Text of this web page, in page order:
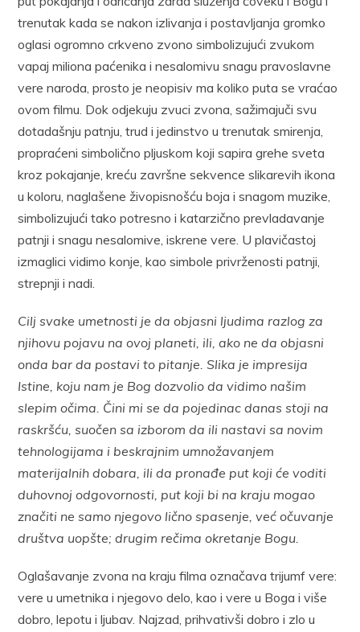
trenutak kada se nakon izlivanja i postavljanja gromko
oglasi ogromno crkveno zvono simbolizujući zvukom
vapaj miliona paćenika i nesalomivu snagu pravoslavne
vere naroda, prosto je neopisiv ma koliko puta se vraćao
ovom filmu. Dok odjekuju zvuci zvona, sažimajuči svu
dotadašnju patnju, trud i jedinstvo u trenutak smirenja,
propraćeni simbolično pljuskom koji sapira grehe sveta
kroz pokajanje, kreću završne sekvence slikarevih ikona
u koloru, naglašene živopisnošću boja i snagom muzike,
simbolizujući tako potresno i katarzično prevladavanje
patnji i snagu nesalomive, iskrene vere. U plavičastoj
izmaglici vidimo konje, kao simbole privrženosti patnji,
strepnji i nadi.
Cilj svake umetnosti je da objasni ljudima razlog za
njihovu pojavu na ovoj planeti, ili, ako ne da objasni
onda bar da postavi to pitanje. Slika je impresija
Istine, koju nam je Bog dozvolio da vidimo našim
slepim očima. Čini mi se da pojedinac danas stoji na
raskršću, suočen sa izborom da ili nastavi sa novim
tehnologijama i beskrajnim umnožavanjem
materijalnih dobara, ili da pronađe put koji će voditi
duhovnoj odgovornosti, put koji bi na kraju mogao
značiti ne samo njegovo lično spasenje, već očuvanje
društva uopšte; drugim rečima okretanje Bogu.
Oglašavanje zvona na kraju filma označava trijumf vere:
vere u umetnika i njegovo delo, kao i vere u Boga i više
dobro, lepotu i ljubav. Najzad, prihvativši dobro i zlo u